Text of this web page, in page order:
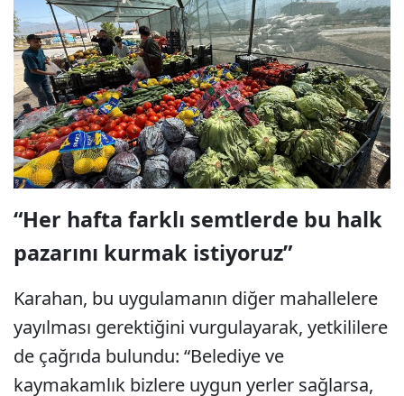
“Her hafta farklı semtlerde bu halk
pazarını kurmak istiyoruz”
Karahan, bu uygulamanın diğer mahallelere
yayılması gerektiğini vurgulayarak, yetkililere
de çağrıda bulundu: “Belediye ve
kaymakamlık bizlere uygun yerler sağlarsa,